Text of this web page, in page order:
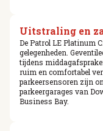
Uitstraling en
De Patrol LE Platinum
gelegenheden.
tijdens
ruim en comfortabel
parkeersensoren zijn
parkeergarages van
Business Bay.